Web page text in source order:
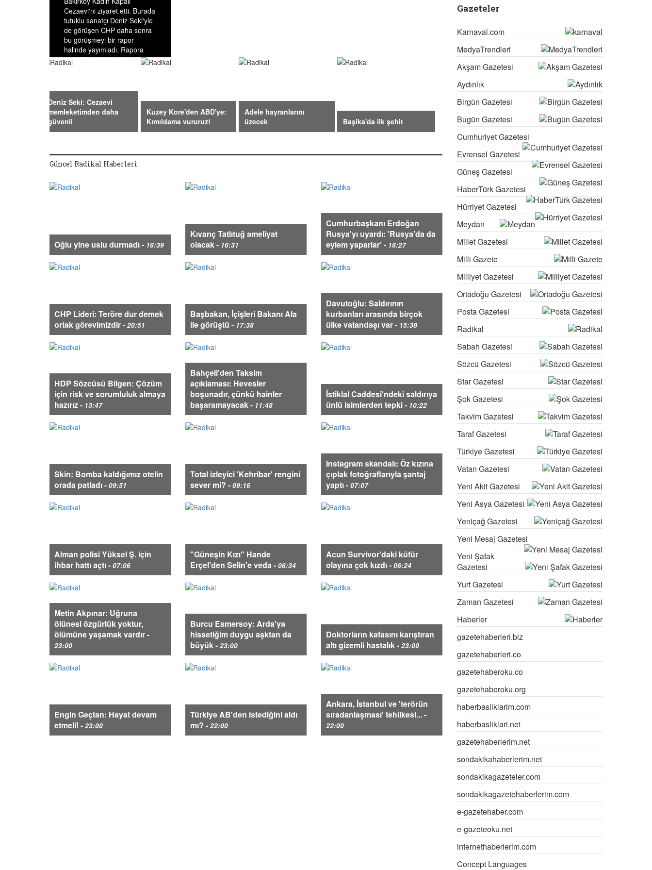
Cezaevi'ni ziyaret etti. Burada
tutuklu sanatçı Deniz Seki'yle
de görüşen CHP daha sonra
bu görüşmeyi bir rapor
halinde yayımladı. Rapora
göre Deniz Seki görüştüğü
Deniz Seki: Cezaevi
memleketimden daha
güvenli
Kuzey Kore'den ABD'ye:
Kımıldama vururuz!
Adele hayranlarını
üzecek
Başika'da ilk şehit
Güncel Radikal Haberleri
Oğlu yine uslu durmadı - 16:39
Kıvanç Tatlıtuğ ameliyat
olacak - 16:31
Cumhurbaşkanı Erdoğan
Rusya'yı uyardı: 'Rusya'da da
eylem yaparlar' - 16:27
CHP Lideri: Teröre dur demek
ortak görevimizdir - 20:51
Başbakan, İçişleri Bakanı Ala
ile görüştü - 17:38
Davutoğlu: Saldırının
kurbanları arasında birçok
ülke vatandaşı var - 15:38
HDP Sözcüsü Bilgen: Çözüm
için risk ve sorumluluk almaya
hazırız - 13:47
Bahçeli'den Taksim
açıklaması: Hevesler
boşunadır, çünkü hainler
başaramayacak - 11:48
İstiklal Caddesi'ndeki saldırıya
ünlü isimlerden tepki - 10:22
Skin: Bomba kaldığımız otelin
orada patladı - 09:51
Total izleyici 'Kehribar' rengini
sever mi? - 09:16
Instagram skandalı: Öz kızına
çıplak fotoğraflarıyla şantaj
yaptı - 07:07
Alman polisi Yüksel Ş. için
ihbar hattı açtı - 07:06
"Güneşin Kızı" Hande
Erçel'den Selin'e veda - 06:34
Acun Survivor'daki küfür
olayına çok kızdı - 06:24
Metin Akpınar: Uğruna
ölünesi özgürlük yoktur,
ölümüne yaşamak vardır -
23:00
Burcu Esmersoy: Arda'ya
hissetiğim duygu aşktan da
büyük - 23:00
Doktorların kafasını karıştıran
altı gizemli hastalık - 23:00
Engin Geçtan: Hayat devam
etmeli! - 23:00
Türkiye AB'den istediğini aldı
mı? - 22:00
Ankara, İstanbul ve 'terörün
sıradanlaşması' tehlikesi... -
22:00
Gazeteler
Karnaval.com
MedyaTrendleri
Akşam Gazetesi
Aydınlık
Birgün Gazetesi
Bugün Gazetesi
Cumhuriyet Gazetesi
Evrensel Gazetesi
Güneş Gazetesi
HaberTürk Gazetesi
Hürriyet Gazetesi
Meydan
Millet Gazetesi
Milli Gazete
Milliyet Gazetesi
Ortadoğu Gazetesi
Posta Gazetesi
Radikal
Sabah Gazetesi
Sözcü Gazetesi
Star Gazetesi
Şok Gazetesi
Takvim Gazetesi
Taraf Gazetesi
Türkiye Gazetesi
Vatan Gazetesi
Yeni Akit Gazetesi
Yeni Asya Gazetesi
Yeniçağ Gazetesi
Yeni Mesaj Gazetesi
Yeni Şafak
Gazetesi
Yurt Gazetesi
Zaman Gazetesi
Haberler
gazetehaberleri.biz
gazetehaberleri.co
gazetehaberoku.co
gazetehaberoku.org
haberbasliklarim.com
haberbasliklari.net
gazetehaberlerim.net
sondakikahaberlerim.net
sondakikagazeteler.com
sondakikagazetehaberlerim.com
e-gazetehaber.com
e-gazeteoku.net
internethaberlerim.com
Concept Languages